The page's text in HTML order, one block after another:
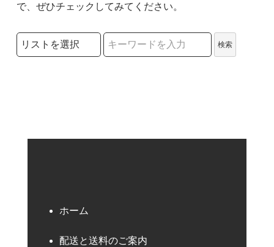
で、ぜひチェックしてみてください。
検索リストの選択
検索
ホーム
配送と送料のご案内